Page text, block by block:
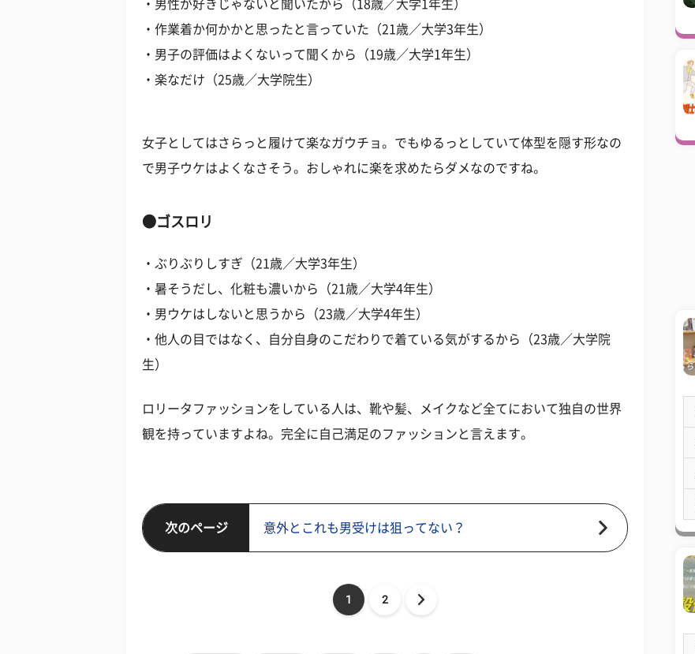
・男性が好きじゃないと聞いたから（18歳／大学1年生）
・作業着か何かかと思ったと言っていた（21歳／大学3年生）
・男子の評価はよくないって聞くから（19歳／大学1年生）
・楽なだけ（25歳／大学院生）
女子としてはさらっと履けて楽なガウチョ。でもゆるっとしていて体型を隠す形なの
で男子ウケはよくなさそう。おしゃれに楽を求めたらダメなのですね。
●ゴスロリ
・ぶりぶりしすぎ（21歳／大学3年生）
・暑そうだし、化粧も濃いから（21歳／大学4年生）
・男ウケはしないと思うから（23歳／大学4年生）
・他人の目ではなく、自分自身のこだわりで着ている気がするから（23歳／大学院
生）
ロリータファッションをしている人は、靴や髪、メイクなど全てにおいて独自の世界
観を持っていますよね。完全に自己満足のファッションと言えます。
次のページ 意外とこれも男受けは狙ってない？
1 2